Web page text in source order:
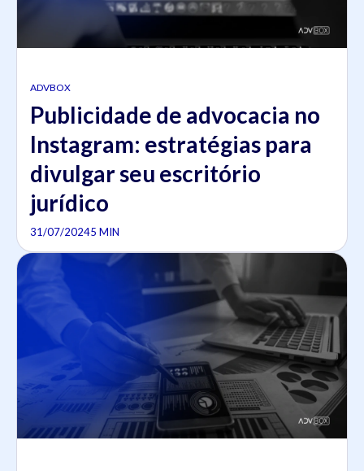
ADVBOX
Publicidade de advocacia no
Instagram: estratégias para
divulgar seu escritório
jurídico
31/07/20245 MIN